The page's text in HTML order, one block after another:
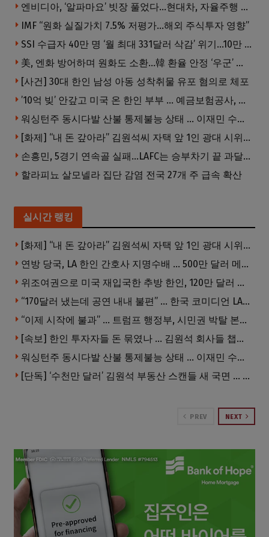
엔비디아, ‘알파마요’ 빗장 풀었다…현대차, 자율주행 속도내나
IMF “원화 실질가치 7.5% 저평가…해외 주식투자 영향”
SSI 수급자 40만 명 ‘월 최대 331달러 삭감’ 위기…10만 명은 수급자격 상실
美, 엔화 방어하며 원화도 소환…韓 환율 안정 ‘우군’ 되나
[사건] 30대 한인 남성 아동 성착취물 유포 혐의로 체포
’10억 빚’ 안갚고 미국 온 한인 부부 … 예금보험공사, 미국서 소송
워싱턴주 동시다발 산불 통제불능 상태 … 이재민 수십만명
[화제] “내 돈 갚아라” 김원석씨 자택 앞 1인 광대 시위 … 한인 투자사, “108만 달러 못받아”
손흥민, 5경기 연속골 실패…LAFC는 승부차기 끝 과달라하라 격파
할라피뇨 살모넬라 집단 감염 전국 27개 주 급속 확산
실시간 랭킹
[화제] “내 돈 갚아라” 김원석씨 자택 앞 1인 광대 시위 … 한인 투자사, “108만 달러 못받아”
연방 당국, LA 한인 간호사 지명수배 … 500만 달러 메디캐어 사기, 선고 직전 한국 도주
위조여권으로 미국 재입국한 추방 한인, 120만 달러 은행 사기 행각
“170달러 냈는데 공연 내내 불편” … 한국 코미디언 LA공연, 음향 불량에 외모 비하 개그 논란
“이제 시작에 불과” … 트럼프 행정부, 시민권 박탈 본격화
[속보] 한인 투자자들 돈 묶였나 … 김원석 회사들 챕터7 강제파산·자진파산 잇따라 신청
워싱턴주 동시다발 산불 통제불능 상태 … 이재민 수십만명
[단독] ‘수천만 달러’ 김원석 부동산 스캔들 새 국면 … 한인 투자자들 소송 잇따라 ‘디폴트’ 절차
PREV NEXT